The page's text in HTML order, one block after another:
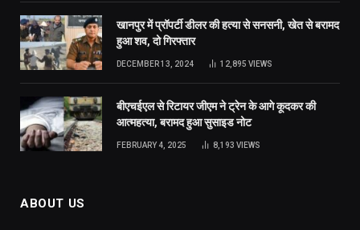
खानपुर में प्रॉपर्टी डीलर की हत्या से सनसनी, खेत से बरामद
हुआ शव, दो गिरफ्तार
DECEMBER 13, 2024 12,895 VIEWS
बीएचईएल से रिटायर जीएम ने ट्रेन के आगे कूदकर की
आत्महत्या, बरामद हुआ सुसाइड नोट
FEBRUARY 4, 2025 8,193 VIEWS
ABOUT US